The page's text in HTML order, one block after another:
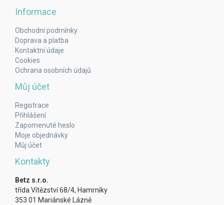
Informace
Obchodní podmínky
Doprava a platba
Kontaktní údaje
Cookies
Ochrana osobních údajů
Můj účet
Registrace
Přihlášení
Zapomenuté heslo
Moje objednávky
Můj účet
Kontakty
Betz s.r.o.
třída Vítězství 68/4, Hamrníky
353 01 Mariánské Lázně